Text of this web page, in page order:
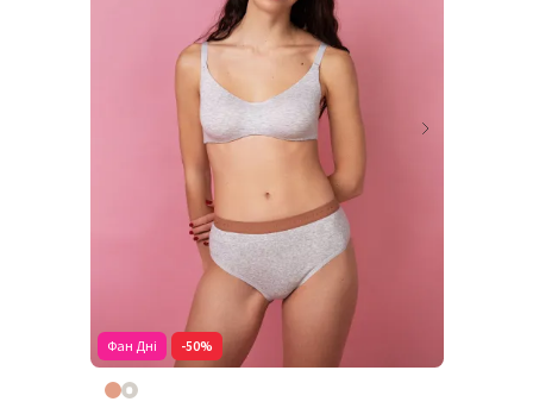
Фан Дні -50%